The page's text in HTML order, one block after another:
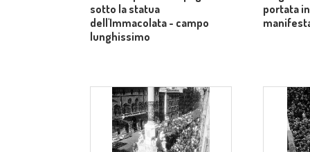
sotto la statua
dell'Immacolata - campo
lunghissimo
portata